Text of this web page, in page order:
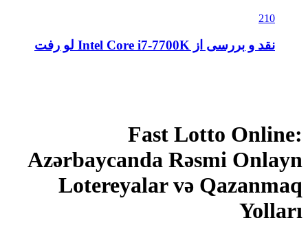
نقد و بررسی از Intel Core i7-7700K لو رفت
Fast Lotto
Azərbaycanda Rəsmi
Lotereyalar və